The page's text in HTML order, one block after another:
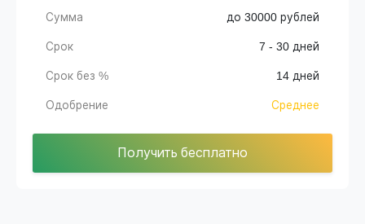
Сумма до 30000 рублей
Срок 7 - 30 дней
Срок без % 14 дней
Одобрение Среднее
Получить бесплатно